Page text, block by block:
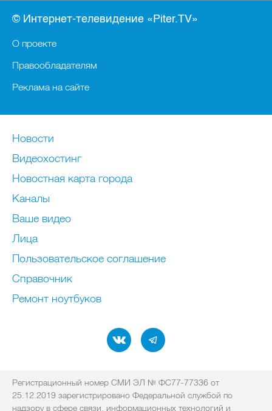
© Интернет-телевидение «Piter.TV»
О проекте
Правообладателям
Реклама на сайте
Новости
Видеохостинг
Новостная карта города
Каналы
Ваше видео
Лица
Пользовательское соглашение
Справочник
Ремонт нoутбуков
Регистрационный номер СМИ ЭЛ № ФС77-77336 от
25.12.2019 зарегистрировано Федеральной службой по
надзору в сфере связи, информационных технологий и